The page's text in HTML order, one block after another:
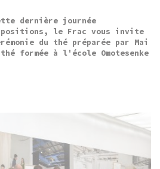
dernière journée
le Frac vous invite
du thé préparée par Mai
formée à l'école Omotesenke